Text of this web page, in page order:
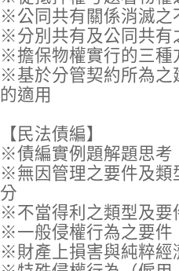
※公同共有關係消滅之
※分別共有及公同共有
※擔保物權實行的三種
※基於分管契約所為之
的適用
【民法債編】
※債編實例題解題思考
※無因管理之要件及類
分
※不當得利之類型及要
※一般侵權行為之要件
※財產上損害與純粹經